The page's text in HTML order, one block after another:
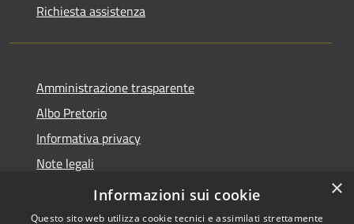
Richiesta assistenza
Amministrazione trasparente
Albo Pretorio
Informativa privacy
Note legali
Dichiarazione di accessibilità
×
Informazioni sui cookie
Questo sito web utilizza cookie tecnici e assimilati strettamente